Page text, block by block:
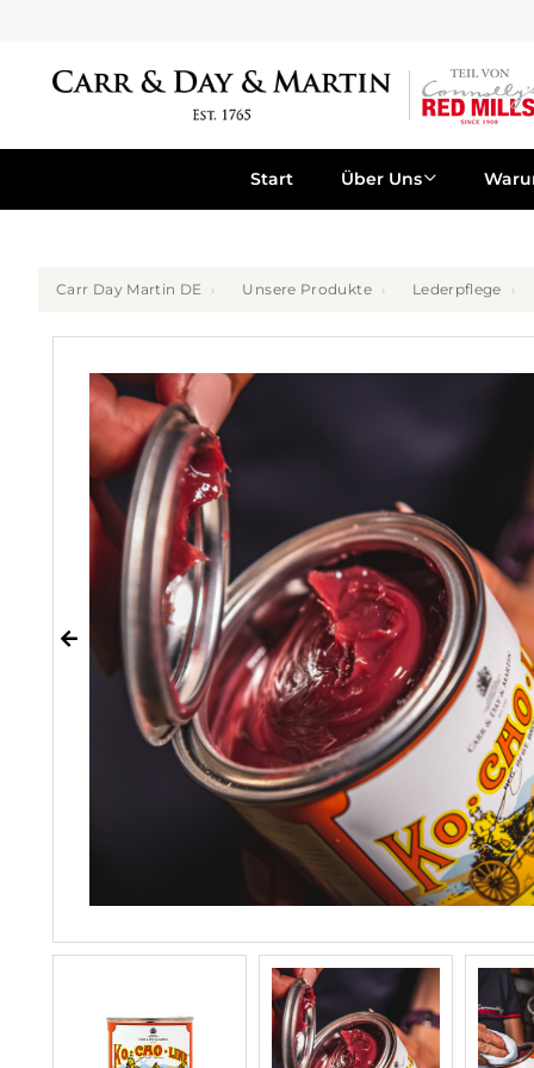
Start Über Uns
Carr Day Martin DE Unsere Produkte Lederpflege